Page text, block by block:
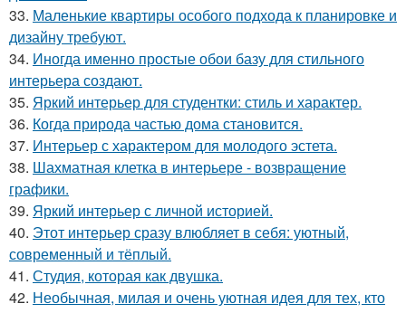
33. Маленькие квартиры особого подхода к планировке и
дизайну требуют.
34. Иногда именно простые обои базу для стильного
интерьера создают.
35. Яркий интерьер для студентки: стиль и характер.
36. Когда природа частью дома становится.
37. Интерьер с характером для молодого эстета.
38. Шахматная клетка в интерьере - возвращение
графики.
39. Яркий интерьер с личной историей.
40. Этот интерьер сразу влюбляет в себя: уютный,
современный и тёплый.
41. Студия, которая как двушка.
42. Необычная, милая и очень уютная идея для тех, кто